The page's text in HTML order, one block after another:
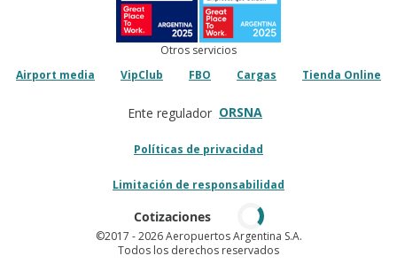
Otros servicios
Airport media
VipClub FBO Cargas Tienda Online
Ente regulador ORSNA
Políticas de privacidad
Limitación de responsabilidad
Cotizaciones
©2017 - 2026 Aeropuertos Argentina S.A.
Todos los derechos reservados